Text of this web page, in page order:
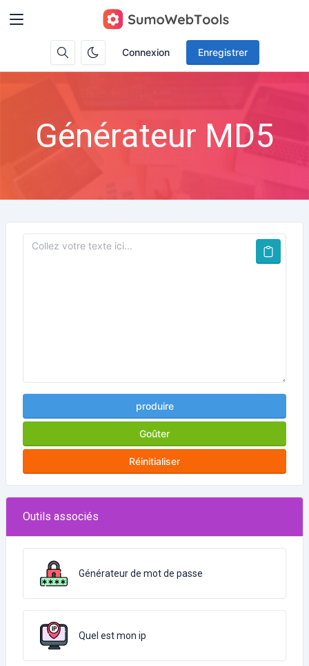
Connexion Enregistrer
Générateur MD5
produire
Goûter
Réinitialiser
Outils associés
Générateur de mot de passe
Quel est mon ip